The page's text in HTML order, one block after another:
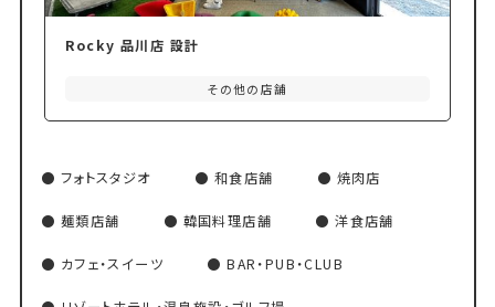
Rocky 品川店 設計
その他の店舗
フォトスタジオ 和食店舗 焼肉店
麺類店舗 韓国料理店舗 洋食店舗
カフェ・スイーツ BAR・PUB・CLUB